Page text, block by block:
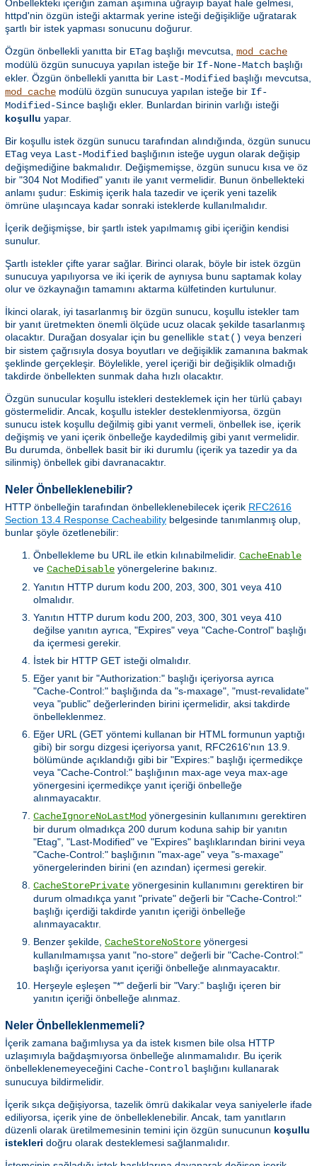
Önbellekteki içeriğin zaman aşımına uğrayıp bayat hale gelmesi,
httpd'nin özgün isteği aktarmak yerine isteği değişikliğe uğratarak
şartlı bir istek yapması sonucunu doğurur.
Özgün önbellekli yanıtta bir ETag başlığı mevcutsa, mod_cache
modülü özgün sunucuya yapılan isteğe bir If-None-Match başlığı
ekler. Özgün önbellekli yanıtta bir Last-Modified başlığı mevcutsa,
mod_cache modülü özgün sunucuya yapılan isteğe bir If-
Modified-Since başlığı ekler. Bunlardan birinin varlığı isteği
koşullu yapar.
Bir koşullu istek özgün sunucu tarafından alındığında, özgün sunucu
ETag veya Last-Modified başlığının isteğe uygun olarak değişip
değişmediğine bakmalıdır. Değişmemişse, özgün sunucu kısa ve öz
bir "304 Not Modified" yanıtı ile yanıt vermelidir. Bunun önbellekteki
anlamı şudur: Eskimiş içerik hala tazedir ve içerik yeni tazelik
ömrüne ulaşıncaya kadar sonraki isteklerde kullanılmalıdır.
İçerik değişmişse, bir şartlı istek yapılmamış gibi içeriğin kendisi
sunulur.
Şartlı istekler çifte yarar sağlar. Birinci olarak, böyle bir istek özgün
sunucuya yapılıyorsa ve iki içerik de aynıysa bunu saptamak kolay
olur ve özkaynağın tamamını aktarma külfetinden kurtulunur.
İkinci olarak, iyi tasarlanmış bir özgün sunucu, koşullu istekler tam
bir yanıt üretmekten önemli ölçüde ucuz olacak şekilde tasarlanmış
olacaktır. Durağan dosyalar için bu genellikle stat() veya benzeri
bir sistem çağrısıyla dosya boyutları ve değişiklik zamanına bakmak
şeklinde gerçekleşir. Böylelikle, yerel içeriği bir değişiklik olmadığı
takdirde önbellekten sunmak daha hızlı olacaktır.
Özgün sunucular koşullu istekleri desteklemek için her türlü çabayı
göstermelidir. Ancak, koşullu istekler desteklenmiyorsa, özgün
sunucu istek koşullu değilmiş gibi yanıt vermeli, önbellek ise, içerik
değişmiş ve yani içerik önbelleğe kaydedilmiş gibi yanıt vermelidir.
Bu durumda, önbellek basit bir iki durumlu (içerik ya tazedir ya da
silinmiş) önbellek gibi davranacaktır.
Neler Önbelleklenebilir?
HTTP önbelleğin tarafından önbelleklenebilecek içerik RFC2616
Section 13.4 Response Cacheability belgesinde tanımlanmış olup,
bunlar şöyle özetlenebilir:
Önbellekleme bu URL ile etkin kılınabilmelidir. CacheEnable
ve CacheDisable yönergelerine bakınız.
Yanıtın HTTP durum kodu 200, 203, 300, 301 veya 410
olmalıdır.
Yanıtın HTTP durum kodu 200, 203, 300, 301 veya 410
değilse yanıtın ayrıca, "Expires" veya "Cache-Control" başlığı
da içermesi gerekir.
İstek bir HTTP GET isteği olmalıdır.
Eğer yanıt bir "Authorization:" başlığı içeriyorsa ayrıca
"Cache-Control:" başlığında da "s-maxage", "must-revalidate"
veya "public" değerlerinden birini içermelidir, aksi takdirde
önbelleklenmez.
Eğer URL (GET yöntemi kullanan bir HTML formunun yaptığı
gibi) bir sorgu dizgesi içeriyorsa yanıt, RFC2616'nın 13.9.
bölümünde açıklandığı gibi bir "Expires:" başlığı içermedikçe
veya "Cache-Control:" başlığının max-age veya max-age
yönergesini içermedikçe yanıt içeriği önbelleğe
alınmayacaktır.
CacheIgnoreNoLastMod yönergesinin kullanımını gerektiren
bir durum olmadıkça 200 durum koduna sahip bir yanıtın
"Etag", "Last-Modified" ve "Expires" başlıklarından birini veya
"Cache-Control:" başlığının "max-age" veya "s-maxage"
yönergelerinden birini (en azından) içermesi gerekir.
CacheStorePrivate yönergesinin kullanımını gerektiren bir
durum olmadıkça yanıt "private" değerli bir "Cache-Control:"
başlığı içerdiği takdirde yanıtın içeriği önbelleğe
alınmayacaktır.
Benzer şekilde, CacheStoreNoStore yönergesi
kullanılmamışsa yanıt "no-store" değerli bir "Cache-Control:"
başlığı içeriyorsa yanıt içeriği önbelleğe alınmayacaktır.
Herşeyle eşleşen "*" değerli bir "Vary:" başlığı içeren bir
yanıtın içeriği önbelleğe alınmaz.
Neler Önbelleklenmemeli?
İçerik zamana bağımlıysa ya da istek kısmen bile olsa HTTP
uzlaşımıyla bağdaşmıyorsa önbelleğe alınmamalıdır. Bu içerik
önbelleklenemeyeceğini Cache-Control başlığını kullanarak
sunucuya bildirmelidir.
İçerik sıkça değişiyorsa, tazelik ömrü dakikalar veya saniyelerle ifade
ediliyorsa, içerik yine de önbelleklenebilir. Ancak, tam yanıtların
düzenli olarak üretilmemesinin temini için özgün sunucunun koşullu
istekleri doğru olarak desteklemesi sağlanmalıdır.